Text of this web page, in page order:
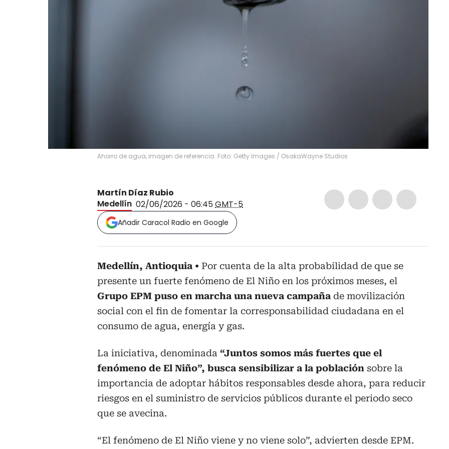
Ahorro de agua, imagen de referencia. Foto: Getty Images / OsakaWayne Studios
Martín Díaz Rubio
Medellín 02/06/2026 - 06:45GMT-5
Añadir Caracol Radio en Google
Medellín, Antioquia
Por cuenta de la alta probabilidad de que se
presente un fuerte fenómeno de El Niño en los próximos meses, el
Grupo EPM puso en marcha una nueva campaña de movilización
social con el fin de fomentar la corresponsabilidad ciudadana en el
consumo de agua, energía y gas.
La iniciativa, denominada “Juntos somos más fuertes que el
fenómeno de El Niño”, busca sensibilizar a la población sobre la
importancia de adoptar hábitos responsables desde ahora, para reducir
riesgos en el suministro de servicios públicos durante el periodo seco
que se avecina.
“El fenómeno de El Niño viene y no viene solo”, advierten desde EPM.